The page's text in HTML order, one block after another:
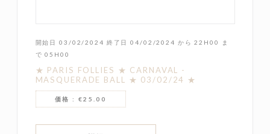
開始日 03/02/2024 終了日 04/02/2024 から 22H00 ま
で 05H00
★ PARIS FOLLIES ★ CARNAVAL -
MASQUERADE BALL ★ 03/02/24 ★
価格 : €25.00